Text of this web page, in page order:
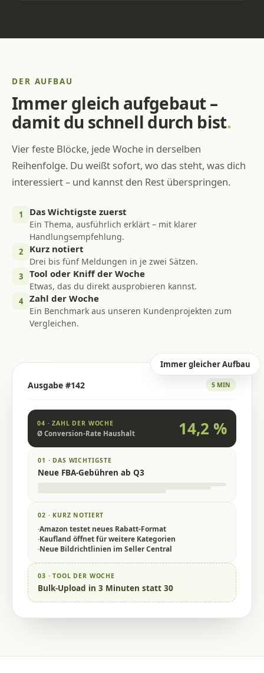
DER AUFBAU
Immer gleich aufgebaut –
damit du schnell durch bist.
Vier feste Blöcke, jede Woche in derselben
Reihenfolge. Du weißt sofort, wo das steht, was dich
interessiert – und kannst den Rest überspringen.
1 Das Wichtigste zuerst
Ein Thema, ausführlich erklärt – mit klarer
Handlungsempfehlung.
2 Kurz notiert
Drei bis fünf Meldungen in je zwei Sätzen.
3 Tool oder Kniff der Woche
Etwas, das du direkt ausprobieren kannst.
4 Zahl der Woche
Ein Benchmark aus unseren Kundenprojekten zum
Vergleichen.
Ausgabe #142 5 MIN
01 · DAS WICHTIGSTE
Neue FBA-Gebühren ab Q3
02 · KURZ NOTIERT
·Amazon testet neues Rabatt-Format
·Kaufland öffnet für weitere Kategorien
·Neue Bildrichtlinien im Seller Central
03 · TOOL DER WOCHE
Bulk-Upload in 3 Minuten statt 30
04 · ZAHL DER WOCHE
Ø Conversion-Rate Haushalt 14,2 %
Immer gleicher Aufbau